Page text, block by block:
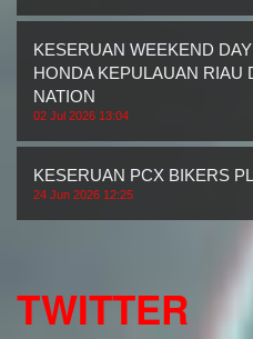
KESERUAN WEEKEND
HONDA KEPULAUAN RIAU
NATION
02 Jul 2026 13:04
KESERUAN PCX BIKERS
24 Jun 2026 12:25
TWITTER